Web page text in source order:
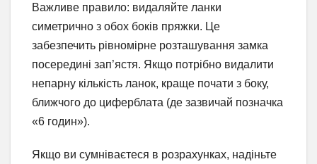
Важливе правило: видаляйте ланки
симетрично з обох боків пряжки. Це
забезпечить рівномірне розташування замка
посередині зап’ястя. Якщо потрібно видалити
непарну кількість ланок, краще почати з боку,
ближчого до циферблата (де зазвичай позначка
«6 годин»).
Якщо ви сумніваєтеся в розрахунках, надіньте